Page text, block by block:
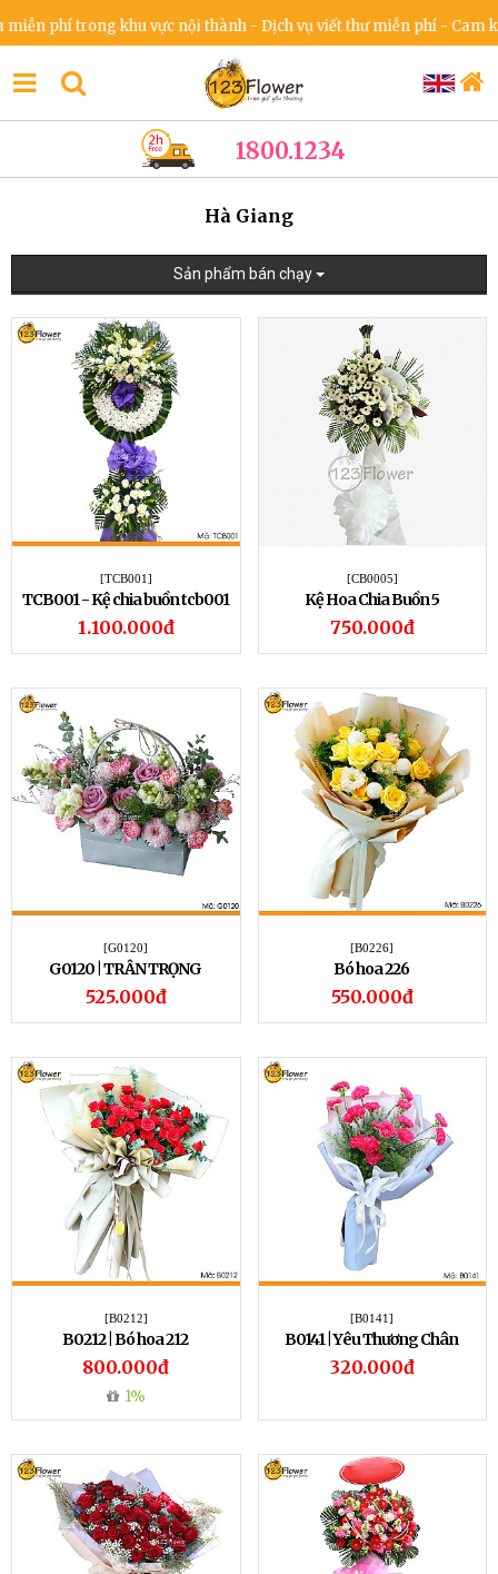
trong khu vực nội thành - Dịch vụ viết thư miễn phí - Cam kết
1800.1234
Hà Giang
Sản phẩm bán chạy
[TCB001]
TCB001 - Kệ chia buồn tcb001
1.100.000đ
[CB0005]
Kệ Hoa Chia Buồn 5
750.000đ
[G0120]
G0120 | TRÂN TRỌNG
525.000đ
[B0226]
Bó hoa 226
550.000đ
[B0212]
B0212 | Bó hoa 212
800.000đ
1%
[B0141]
B0141 | Yêu Thương Chân
Thành
320.000đ